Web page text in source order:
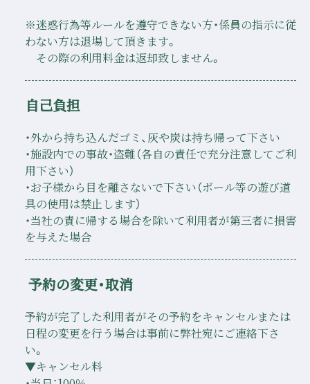
※迷惑行為等ルールを遵守できない方・係員の指示に従
わない方は退場して頂きます。
その際の利用料金は返却致しません。
自己負担
・外から持ち込んだゴミ、灰や炭は持ち帰って下さい
・施設内での事故・盗難（各自の責任で充分注意してご利
用下さい）
・お子様から目を離さないで下さい（ボール等の遊び道
具の使用は禁止します）
・当社の責に帰する場合を除いて利用者が第三者に損害
を与えた場合
予約の変更・取消
予約が完了した利用者がその予約をキャンセルまたは
日程の変更を行う場合は事前に弊社宛にご連絡下さ
い。
▼キャンセル料